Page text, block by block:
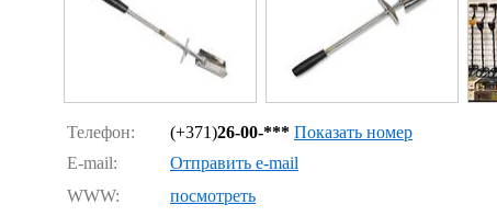
Телефон: (+371)26-00-*** Показать номер
E-mail: Отправить e-mail
WWW:
посмотреть